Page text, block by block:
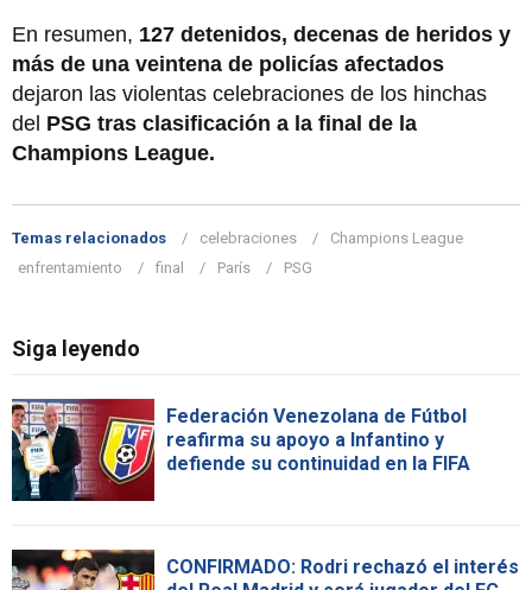
En resumen, 127 detenidos, decenas de heridos y
más de una veintena de policías afectados
dejaron las violentas celebraciones de los hinchas
del PSG tras clasificación a la final de la
Champions League.
Temas relacionados celebraciones
Champions League
enfrentamiento
final París PSG
Siga leyendo
Federación Venezolana de Fútbol
reafirma su apoyo a Infantino y
defiende su continuidad en la FIFA
CONFIRMADO: Rodri rechazó el interés